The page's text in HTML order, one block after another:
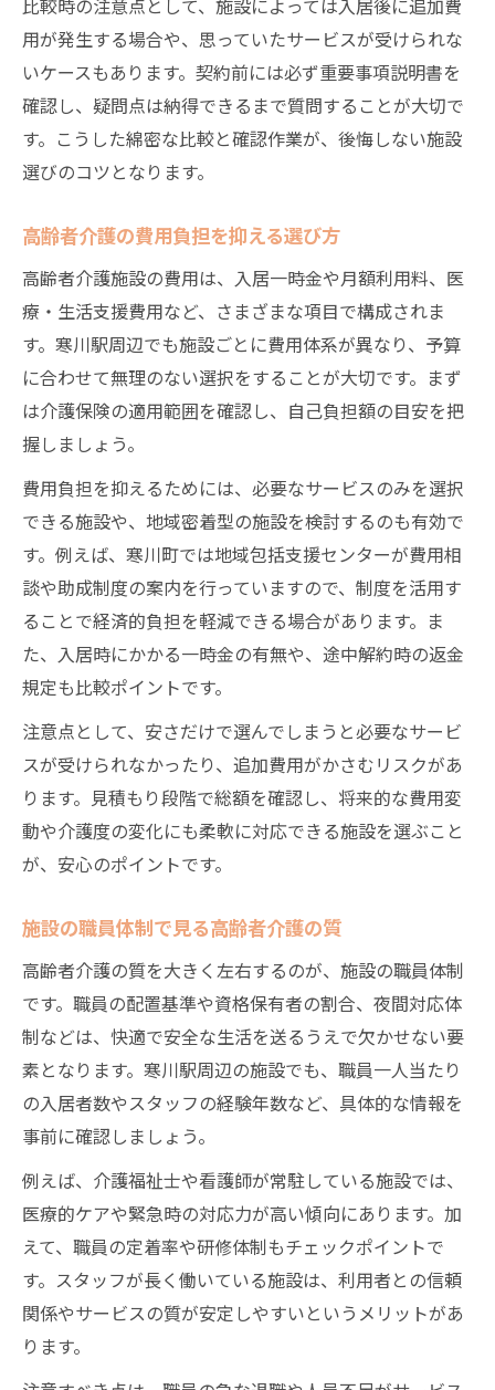
高齢者介護施設で長く安心して暮らす秘訣
運営に不安がない高齢者介護をどう選ぶ
高齢者介護施設の運営安定性を見極める方
法
高齢者介護施設の職員定着率を確認する意
サービス継続性から選ぶ高齢者介護施設
高齢者介護施設の信頼性を調べるポイント
高齢者介護で避けたい運営トラブルの兆候
家族の負担を抑える介護施設見学チェック
高齢者介護施設見学で必ず確認したい項目
家族の通いやすさに配慮した高齢者介護施
設
高齢者介護施設の環境とアクセスの重要性
高齢者介護施設の説明対応で信頼度を判断
高齢者介護の負担軽減に役立つ見学の工夫
比較時の注意点として、施設によっては入居後に追加費
用が発生する場合や、思っていたサービスが受けられな
いケースもあります。契約前には必ず重要事項説明書を
確認し、疑問点は納得できるまで質問することが大切で
す。こうした綿密な比較と確認作業が、後悔しない施設
選びのコツとなります。
高齢者介護の費用負担を抑える選び方
高齢者介護施設の費用は、入居一時金や月額利用料、医
療・生活支援費用など、さまざまな項目で構成されま
す。寒川駅周辺でも施設ごとに費用体系が異なり、予算
に合わせて無理のない選択をすることが大切です。まず
は介護保険の適用範囲を確認し、自己負担額の目安を把
握しましょう。
費用負担を抑えるためには、必要なサービスのみを選択
できる施設や、地域密着型の施設を検討するのも有効で
す。例えば、寒川町では地域包括支援センターが費用相
談や助成制度の案内を行っていますので、制度を活用す
ることで経済的負担を軽減できる場合があります。ま
た、入居時にかかる一時金の有無や、途中解約時の返金
規定も比較ポイントです。
注意点として、安さだけで選んでしまうと必要なサービ
スが受けられなかったり、追加費用がかさむリスクがあ
ります。見積もり段階で総額を確認し、将来的な費用変
動や介護度の変化にも柔軟に対応できる施設を選ぶこと
が、安心のポイントです。
施設の職員体制で見る高齢者介護の質
高齢者介護の質を大きく左右するのが、施設の職員体制
です。職員の配置基準や資格保有者の割合、夜間対応体
制などは、快適で安全な生活を送るうえで欠かせない要
素となります。寒川駅周辺の施設でも、職員一人当たり
の入居者数やスタッフの経験年数など、具体的な情報を
事前に確認しましょう。
例えば、介護福祉士や看護師が常駐している施設では、
医療的ケアや緊急時の対応力が高い傾向にあります。加
えて、職員の定着率や研修体制もチェックポイントで
す。スタッフが長く働いている施設は、利用者との信頼
関係やサービスの質が安定しやすいというメリットがあ
ります。